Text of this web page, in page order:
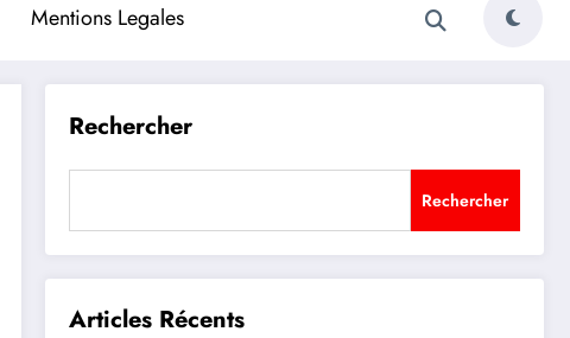
Mentions Legales
Rechercher
Rechercher
Articles Récents